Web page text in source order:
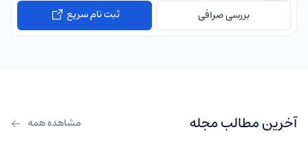
بررسی صرافی
ثبت نام سریع
آخرین مطالب مجله مشاهده همه